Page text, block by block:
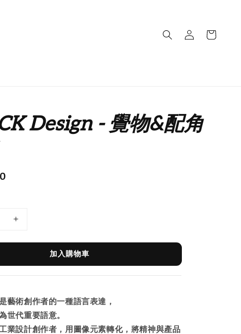
Design - 覺物&配角
加入購物車
藝術創作者的一種語言表達，
世代重要語意。
業設計創作者，用圖像元素轉化，將精神與產品